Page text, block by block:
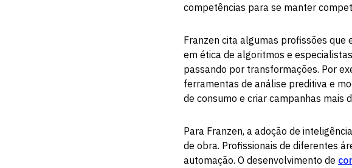
competências para se manter
Franzen cita algumas profissões que
em ética de algoritmos e
passando por transformações. Por
ferramentas de análise preditiva e
de consumo e criar campanhas mais
Para Franzen, a adoção de
de obra. Profissionais de diferentes
automação. O desenvolvimento de